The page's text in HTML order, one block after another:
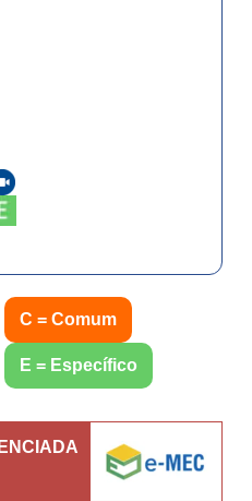
h.
C = Comum
E = Específico